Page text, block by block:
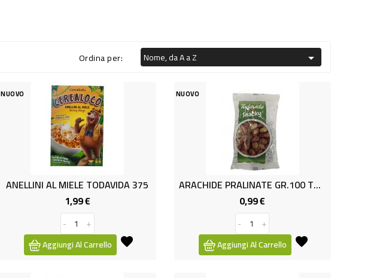
Ordina per: Nome, da A a Z 
NUOVO
ANELLINI AL MIELE TODAVIDA 375
1,99 €Prezzo
-
+
Aggiungi Al Carrello
NUOVO
ARACHIDE PRALINATE GR.100 TOD.
0,99 €
-
+
Aggiungi Al Carrello